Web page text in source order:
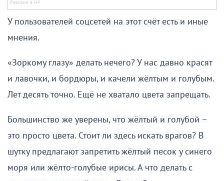
У пользователей соцсетей на этот счёт есть и иные
мнения.
«Зоркому глазу» делать нечего? У нас давно красят
и лавочки, и бордюры, и качели жёлтым и голубым.
Лет десять точно. Ещё не хватало цвета запрещать.
Большинство же уверены, что жёлтый и голубой –
это просто цвета. Стоит ли здесь искать врагов? В
шутку предлагают запретить жёлтый песок у синего
моря или жёлто-голубые ирисы. А что делать с